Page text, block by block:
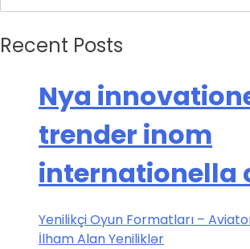
Recent Posts
Nya
trender inom
internationella
Yenilikçi Oyun Formatları –
İlham Alan Yeniliklər